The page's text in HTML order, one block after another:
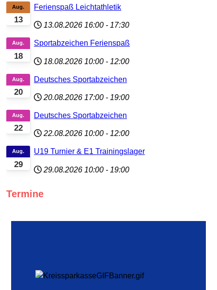
13
Aug. Ferienspaß Leichtathletik
13.08.2026 16:00 - 17:30
18
Aug. Sportabzeichen Ferienspaß
18.08.2026 10:00 - 12:00
20
Aug. Deutsches Sportabzeichen
20.08.2026 17:00 - 19:00
22
Aug. Deutsches Sportabzeichen
22.08.2026 10:00 - 12:00
29
Aug. U19 Turnier & E1 Trainingslager
29.08.2026 10:00 - 19:00
Termine